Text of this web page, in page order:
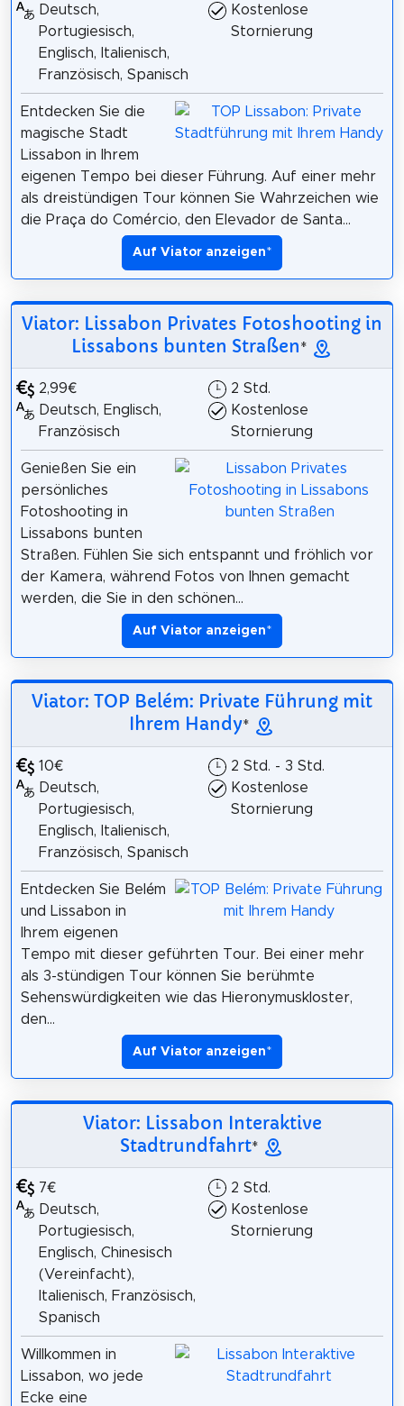
Deutsch,
Portugiesisch,
Englisch, Italienisch,
Französisch, Spanisch
Kostenlose
Stornierung
Entdecken Sie die
magische Stadt
Lissabon in Ihrem
eigenen Tempo bei dieser Führung. Auf einer mehr
als dreistündigen Tour können Sie Wahrzeichen wie
die Praça do Comércio, den Elevador de Santa...
Auf Viator anzeigen*
Viator: Lissabon Privates Fotoshooting in
Lissabons bunten Straßen*
2,99€
Deutsch, Englisch,
Französisch
2 Std.
Kostenlose
Stornierung
Genießen Sie ein
persönliches
Fotoshooting in
Lissabons bunten
Straßen. Fühlen Sie sich entspannt und fröhlich vor
der Kamera, während Fotos von Ihnen gemacht
werden, die Sie in den schönen...
Auf Viator anzeigen*
Viator: TOP Belém: Private Führung mit
Ihrem Handy*
10€
Deutsch,
Portugiesisch,
Englisch, Italienisch,
Französisch, Spanisch
2 Std. - 3 Std.
Kostenlose
Stornierung
Entdecken Sie Belém
und Lissabon in
Ihrem eigenen
Tempo mit dieser geführten Tour. Bei einer mehr
als 3-stündigen Tour können Sie berühmte
Sehenswürdigkeiten wie das Hieronymuskloster,
den...
Auf Viator anzeigen*
Viator: Lissabon Interaktive
Stadtrundfahrt*
7€
Deutsch,
Portugiesisch,
Englisch, Chinesisch
(Vereinfacht),
Italienisch, Französisch,
Spanisch
2 Std.
Kostenlose
Stornierung
Willkommen in
Lissabon, wo jede
Ecke eine